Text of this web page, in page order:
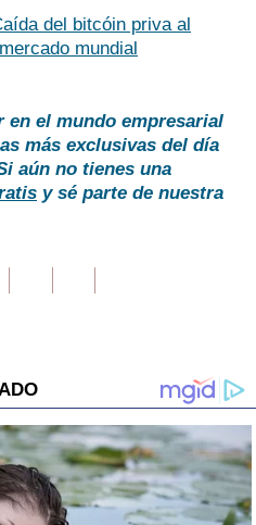
del bitcóin priva al
mundial
en el mundo empresarial
más exclusivas del día
aún no tienes una
y sé parte de nuestra